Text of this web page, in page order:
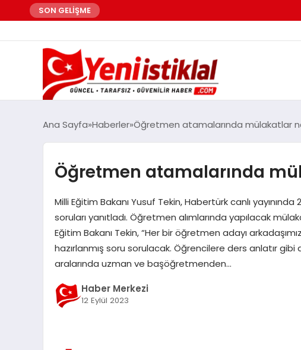
SON GELİŞME
Ana Sayfa Haberler Öğretmen atamalarında mülakatlar
Öğretmen atamalarında
Milli Eğitim Bakanı Yusuf Tekin, Habertürk canlı
soruları yanıtladı. Öğretmen alımlarında yapılacak
Eğitim Bakanı Tekin, “Her bir öğretmen adayı
hazırlanmış soru sorulacak. Öğrencilere ders anlatır gibi
aralarında uzman ve başöğretmenden…
Haber Merkezi
12 Eylül 2023